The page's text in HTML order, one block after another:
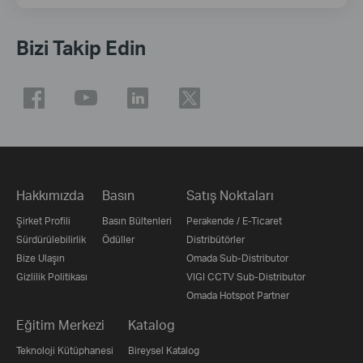
Bizi Takip Edin
Hakkımızda
Şirket Profili
Sürdürülebilirlik
Bize Ulaşın
Gizlilik Politikası
Basın
Basın Bültenleri
Ödüller
Satış Noktaları
Perakende / E-Ticaret
Distribütörler
Omada Sub-Distributor
VIGI CCTV Sub-Distributor
Omada Hotspot Partner
Eğitim Merkezi
Teknoloji Kütüphanesi
Katalog
Bireysel Katalog